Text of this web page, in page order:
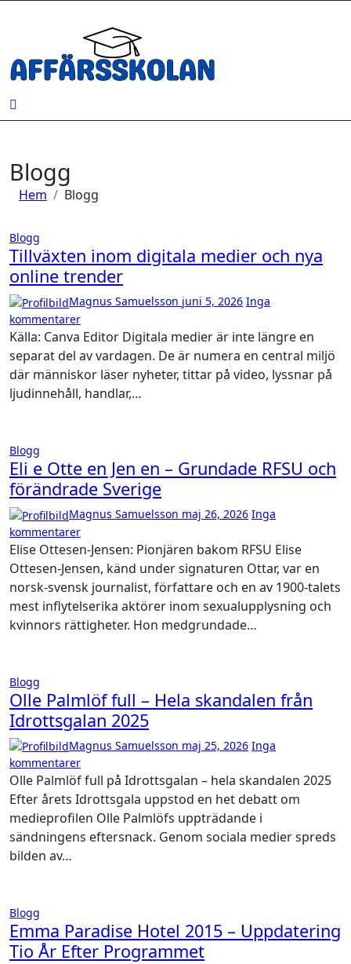
Blogg
Hem Blogg
Blogg
Tillväxten inom digitala medier och nya
online trender
Magnus Samuelsson juni 5, 2026 Inga
kommentarer
Källa: Canva Editor Digitala medier är inte längre en
separat del av vardagen. De är numera en central miljö
där människor läser nyheter, tittar på video, lyssnar på
ljudinnehåll, handlar,…
Blogg
Eli e Otte en Jen en – Grundade RFSU och
förändrade Sverige
Magnus Samuelsson maj 26, 2026 Inga
kommentarer
Elise Ottesen-Jensen: Pionjären bakom RFSU Elise
Ottesen-Jensen, känd under signaturen Ottar, var en
norsk-svensk journalist, författare och en av 1900-talets
mest inflytelserika aktörer inom sexualupplysning och
kvinnors rättigheter. Hon medgrundade…
Blogg
Olle Palmlöf full – Hela skandalen från
Idrottsgalan 2025
Magnus Samuelsson maj 25, 2026 Inga
kommentarer
Olle Palmlöf full på Idrottsgalan – hela skandalen 2025
Efter årets Idrottsgala uppstod en het debatt om
medieprofilen Olle Palmlöfs uppträdande i
sändningens eftersnack. Genom sociala medier spreds
bilden av…
Blogg
Emma Paradise Hotel 2015 – Uppdatering
Tio År Efter Programmet